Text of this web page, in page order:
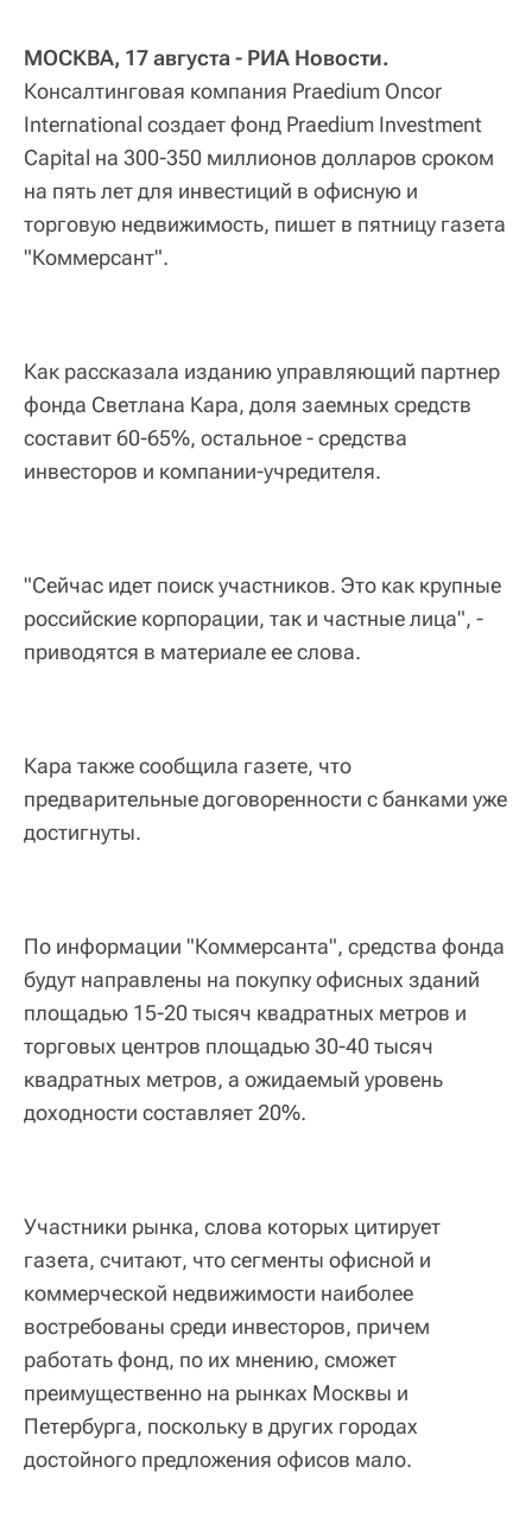
МОСКВА, 17 августа - РИА Новости.
Консалтинговая компания Praedium Oncor
International создает фонд Praedium Investment
Capital на 300-350 миллионов долларов сроком
на пять лет для инвестиций в офисную и
торговую недвижимость, пишет в пятницу газета
"Коммерсант".
Как рассказала изданию управляющий партнер
фонда Светлана Кара, доля заемных средств
составит 60-65%, остальное - средства
инвесторов и компании-учредителя.
"Сейчас идет поиск участников. Это как крупные
российские корпорации, так и частные лица", -
приводятся в материале ее слова.
Кара также сообщила газете, что
предварительные договоренности с банками уже
достигнуты.
По информации "Коммерсанта", средства фонда
будут направлены на покупку офисных зданий
площадью 15-20 тысяч квадратных метров и
торговых центров площадью 30-40 тысяч
квадратных метров, а ожидаемый уровень
доходности составляет 20%.
Участники рынка, слова которых цитирует
газета, считают, что сегменты офисной и
коммерческой недвижимости наиболее
востребованы среди инвесторов, причем
работать фонд, по их мнению, сможет
преимущественно на рынках Москвы и
Петербурга, поскольку в других городах
достойного предложения офисов мало.